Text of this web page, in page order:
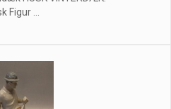
Figur ...